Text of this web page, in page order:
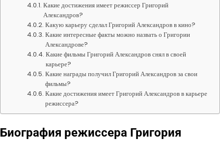
Какие достижения имеет режиссер Григорий
Александров?
Какую карьеру сделал Григорий Александров в кино?
Какие интересные факты можно назвать о Григории
Александрове?
Какие фильмы Григорий Александров снял в своей
карьере?
Какие награды получил Григорий Александров за свои
фильмы?
Какие достижения имеет Григорий Александров в карьере
режиссера?
Биография режиссера Григория